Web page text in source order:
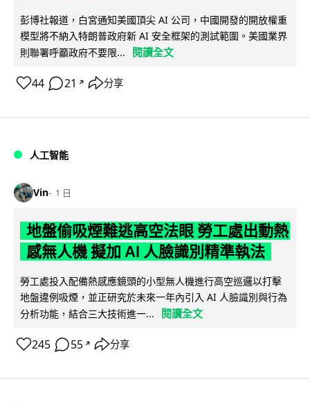
彭博社報道，白宮通知美國頂尖 AI 公司，中國開發的開放權重
模型將不納入特朗普政府新 AI 安全框架的測試範圍。美國業界
則聯署呼籲政府不要限...
閱讀全文
44 21 ↗ 分享
人工智能
Vin 1 日
地盤偷吸煙難逃高空法眼 勞工處出動熱
感無人機 擬加 AI 人臉識別精準執法
勞工處投入配備熱感應鏡頭的小型無人機進行高空巡邏以打擊
地盤違例吸煙，並正研究於未來一年內引入 AI 人臉識別與行為
分析功能，結合三大技術進一...
閱讀全文
245 55 ↗ 分享